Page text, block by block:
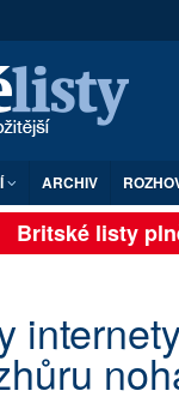
ARCHIV
Britské listy